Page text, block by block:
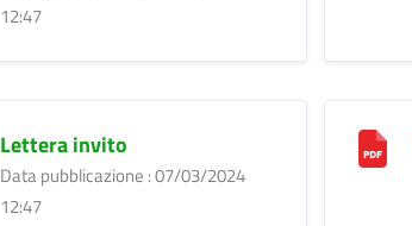
12:47
Lettera invito
Data pubblicazione : 07/03/2024
12:47